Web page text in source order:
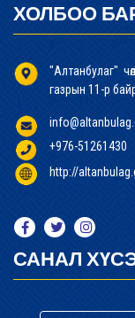
ХОЛБОО
"Алтанбулаг"
газрын 11-р
+976-51261430
http://
САНАЛ